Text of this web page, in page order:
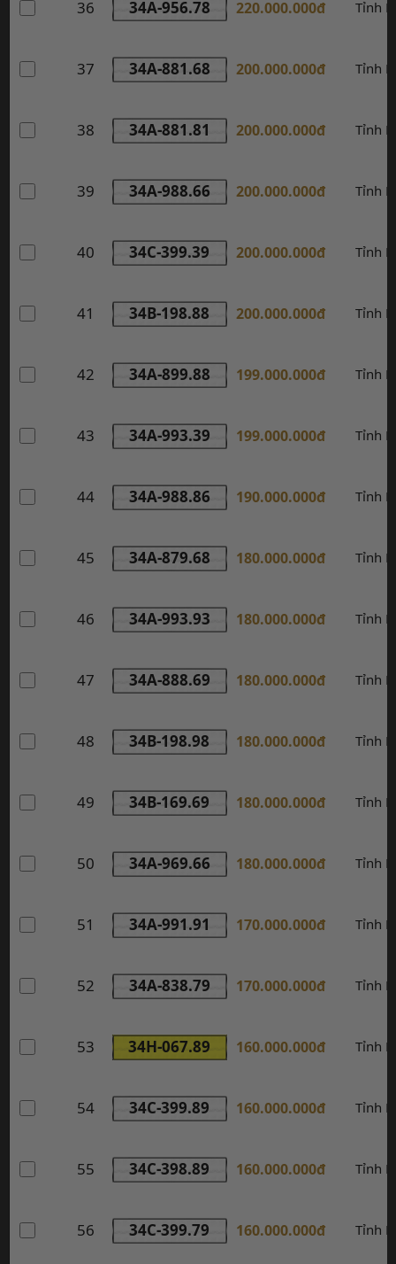
36 34A-956.78 220.000.000đ Tỉnh
37 34A-881.68 200.000.000đ Tỉnh
38 34A-881.81 200.000.000đ Tỉnh
39 34A-988.66 200.000.000đ Tỉnh
40 34C-399.39 200.000.000đ Tỉnh
41 34B-198.88 200.000.000đ Tỉnh
42 34A-899.88 199.000.000đ Tỉnh
43 34A-993.39 199.000.000đ Tỉnh
44 34A-988.86 190.000.000đ Tỉnh
45 34A-879.68 180.000.000đ Tỉnh
46 34A-993.93 180.000.000đ Tỉnh
47 34A-888.69 180.000.000đ Tỉnh
48 34B-198.98 180.000.000đ Tỉnh
49 34B-169.69 180.000.000đ Tỉnh
50 34A-969.66 180.000.000đ Tỉnh
51 34A-991.91 170.000.000đ Tỉnh
52 34A-838.79 170.000.000đ Tỉnh
53 34H-067.89 160.000.000đ Tỉnh
54 34C-399.89 160.000.000đ Tỉnh
55 34C-398.89 160.000.000đ Tỉnh
56 34C-399.79 160.000.000đ Tỉnh